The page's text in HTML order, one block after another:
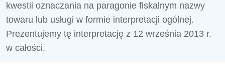
kwestii oznaczania na paragonie fiskalnym nazwy
towaru lub usługi w formie interpretacji ogólnej.
Prezentujemy tę interpretację z 12 września 2013 r.
w całości.